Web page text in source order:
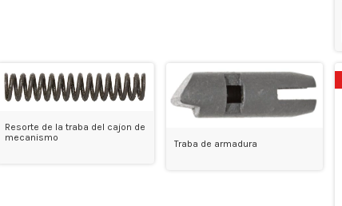
Resorte de la traba del cajon de
mecanismo
Traba de armadura